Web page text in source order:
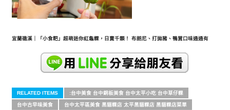
宜蘭礁溪｜「小食粑」超萌迷你紅龜粿，日賣千顆！ 布朗尼、打拋豬、鴨賞口味通通有
RELATED ITEMS :台中美食 台中銅板美食 台中太平小吃 台中草仔粿
台中古早味美食 台中太平區美食 黑貓粿店 太平黑貓粿店 黑貓粿店菜單